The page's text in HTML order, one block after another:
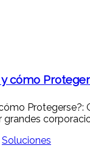
cómo
Soluciones